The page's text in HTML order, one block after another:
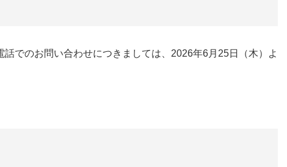
でのお問い合わせにつきましては、2026年6月25日（木）よ